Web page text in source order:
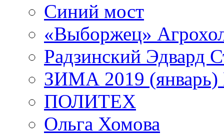
Синий мост
«Выборжец»
Радзинский Эдвард
ЗИМА 2019 (январь)
ПОЛИТЕХ
Ольга Хомова